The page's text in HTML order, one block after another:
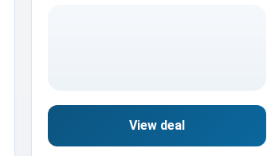
View deal